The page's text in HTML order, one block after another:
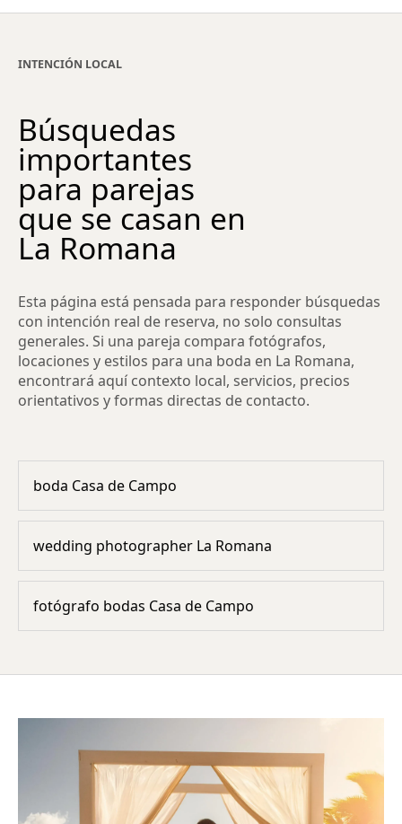
INTENCIÓN LOCAL
Búsquedas
importantes
para parejas
que se casan en
La Romana
Esta página está pensada para responder búsquedas
con intención real de reserva, no solo consultas
generales. Si una pareja compara fotógrafos,
locaciones y estilos para una boda en La Romana,
encontrará aquí contexto local, servicios, precios
orientativos y formas directas de contacto.
boda Casa de Campo
wedding photographer La Romana
fotógrafo bodas Casa de Campo